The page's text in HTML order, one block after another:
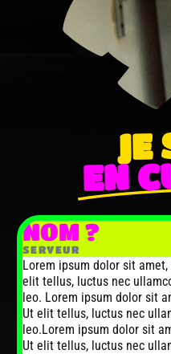
JE
EN
NOM ?
SERVEUR
Lorem ipsum dolor sit
elit tellus, luctus nec
leo. Lorem ipsum dolor sit
Ut elit tellus, luctus nec
leo.Lorem ipsum dolor sit
Ut elit tellus, luctus nec